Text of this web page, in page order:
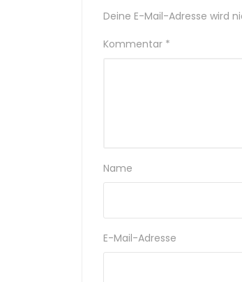
Deine E-Mail-Adresse wird
Kommentar *
Name
E-Mail-Adresse